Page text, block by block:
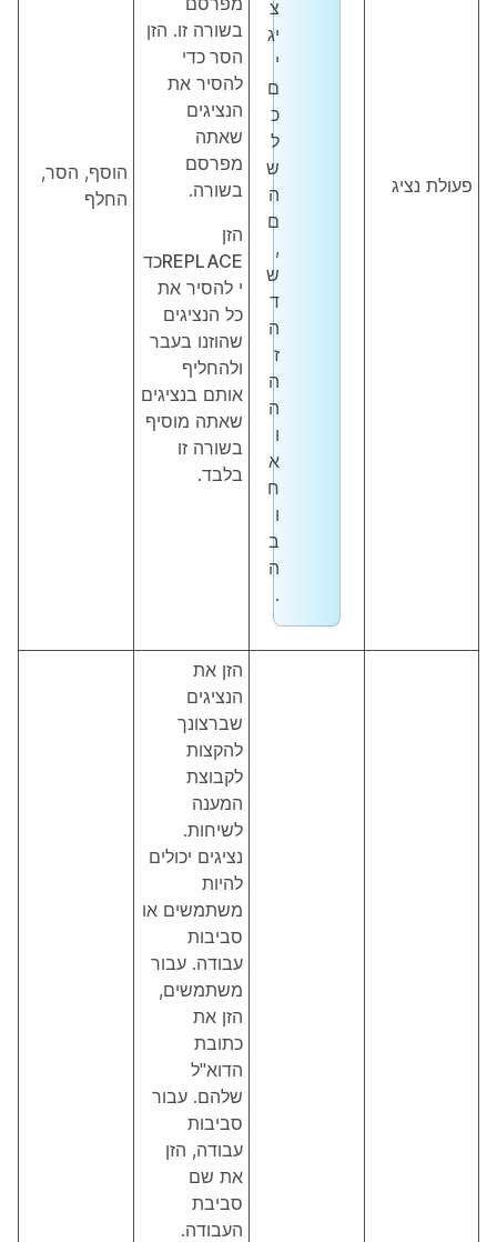
פעולת נציג
צ
יג
י
ם
כ
ל
ש
ה
ם
,
ש
ד
ה
ז
ה
ה
ו
א
ח
ו
ב
ה
.
בשורה זו. הזן
הסר כדי
להסיר את
הנציגים
שאתה
מפרסם
בשורה.
הזן
REPLACEכד
י להסיר את
כל הנציגים
שהוזנו בעבר
ולהחליף
אותם בנציגים
שאתה מוסיף
בשורה זו
בלבד.
הוסף, הסר,
החלף
הזן את
הנציגים
שברצונך
להקצות
לקבוצת
המענה
לשיחות.
נציגים יכולים
להיות
משתמשים או
סביבות
עבודה. עבור
משתמשים,
הזן את
כתובת
הדוא"ל
שלהם. עבור
סביבות
עבודה, הזן
את שם
סביבת
העבודה.